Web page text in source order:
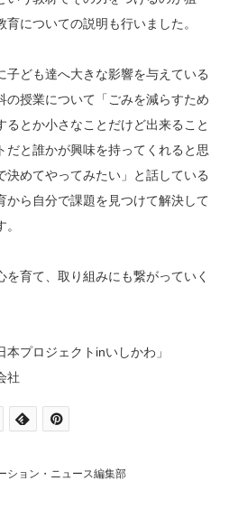
についての説明も行いました。
子ども達へ大きな影響を与えている
の授業について「ごみを減らすため
るとか小さなことだけど出来ること
だと誰かが興味を持ってくれると思
決めてやってみたい」と話している
から自分で課題を見つけて解決して
を育て、取り組みにも繋がっていく
プロジェクトinいしかわ」
社
ション・ニュース編集部